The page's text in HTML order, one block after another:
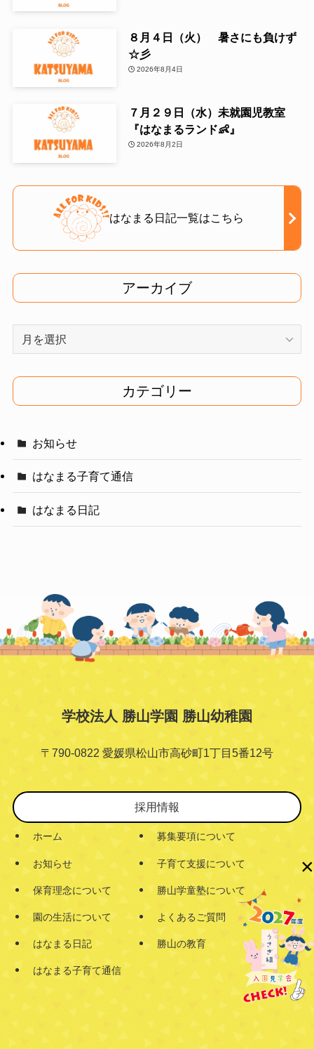
８月４日（火） 暑さにも負けず
☆彡
2026年8月4日
７月２９日（水）未就園児教室
『はなまるランド👶』
2026年8月2日
はなまる日記一覧はこちら
アーカイブ
イ
ブ
カテゴリー
お知らせ
はなまる子育て通信
はなまる日記
学校法人 勝山学園 勝山幼稚園
〒790-0822 愛媛県松山市高砂町1丁目5番12号
採用情報
ホーム
お知らせ
保育理念について
園の生活について
はなまる日記
はなまる子育て通信
募集要項について
子育て支援について
勝山学童塾について
よくあるご質問
勝山の教育
×